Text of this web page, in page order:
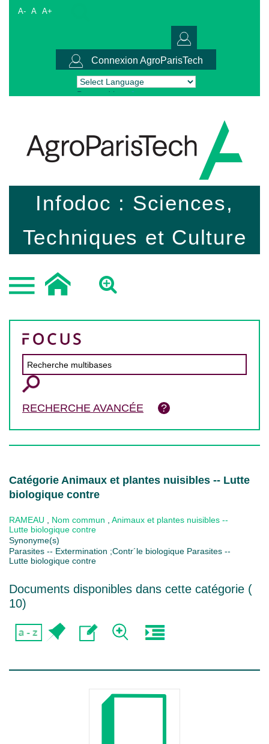
A- A A+
Connexion AgroParisTech
Powered by Translate
Infodoc : Sciences,
Techniques et Culture
RECHERCHE AVANCÉE
Catégorie Animaux et plantes nuisibles -- Lutte
biologique contre
RAMEAU Nom commun
Animaux et plantes nuisibles --
Lutte biologique contre
Synonyme(s)
Parasites -- Extermination ;Contr´le biologique Parasites --
Lutte biologique contre
Documents disponibles dans cette catégorie (
10)